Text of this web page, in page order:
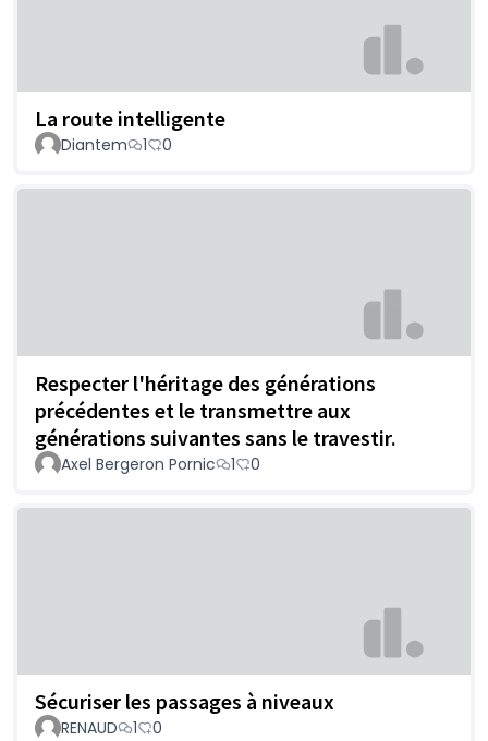
La route intelligente
Diantem 1 0
Respecter l'héritage des générations
précédentes et le transmettre aux
générations suivantes sans le travestir.
Axel Bergeron Pornic 1 0
Sécuriser les passages à niveaux
RENAUD 1 0